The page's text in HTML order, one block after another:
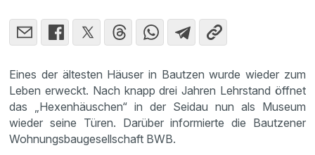
Eines der ältesten Häuser in Bautzen wurde wieder zum
Leben erweckt. Nach knapp drei Jahren Lehrstand öffnet
das „Hexenhäuschen“ in der Seidau nun als Museum
wieder seine Türen. Darüber informierte die Bautzener
Wohnungsbaugesellschaft BWB.